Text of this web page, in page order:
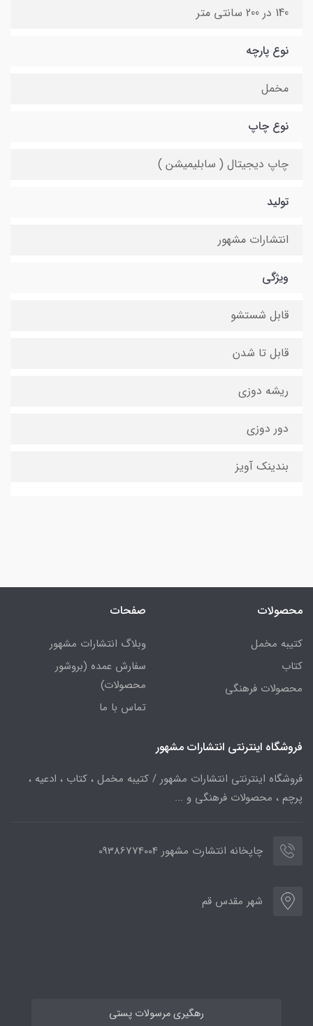
140 در 200 سانتی متر
نوع پارچه
مخمل
نوع چاپ
چاپ دیجیتال ( سابلیمیشن )
تولید
انتشارات مشهور
ویژگی
قابل شستشو
قابل تا شدن
ریشه دوزی
دور دوزی
بندینک آویز
محصولات
کتیبه مخمل
کتاب
محصولات فرهنگی
صفحات
وبلاگ انتشارات مشهور
سفارش عمده (بروشور
محصولات)
تماس با ما
فروشگاه اینترنتی انتشارات مشهور
فروشگاه اینترنتی انتشارات مشهور / کتیبه مخمل ، کتاب ، ادعیه ،
پرچم ، محصولات فرهنگی و ...
چاپخانه انتشارت مشهور 09386774004
شهر مقدس قم
رهگیری مرسولات پستی